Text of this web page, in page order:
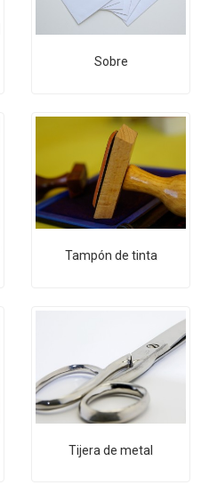
Sobre
Tampón de tinta
Tijera de metal